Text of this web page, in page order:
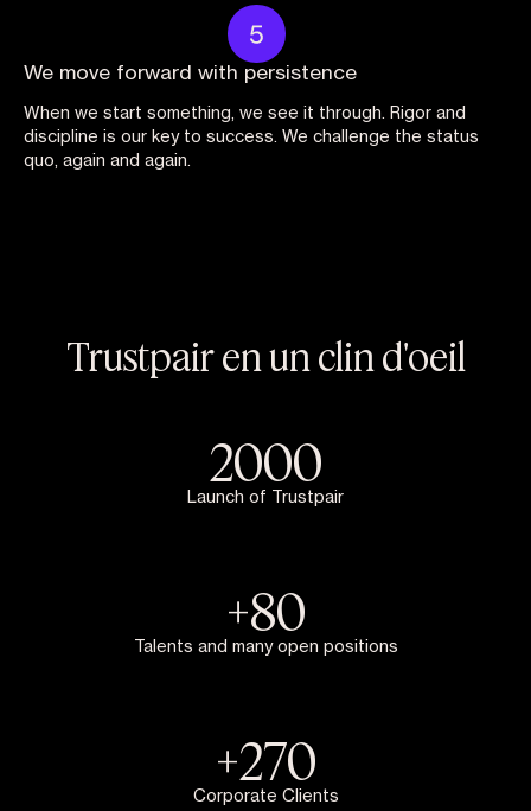
We move forward with persistence
When we start something, we see it through. Rigor and
discipline is our key to success. We challenge the status
quo, again and again.
Trustpair en un clin d'oeil
Launch of Trustpair
2000
Talents and many open positions
+80
Corporate Clients
+270